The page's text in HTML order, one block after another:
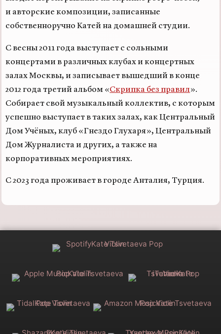
и авторские композиции, записанные
собственноручно Катей на домашней студии.
С весны 2011 года выступает c сольными
концертами в различных клубах и концертных
залах Москвы, и записывает вышедший в конце
2012 года третий альбом «Скрипка без правил».
Собирает свой музыкальный коллектив, с которым
успешно выступает в таких залах, как Центральный
Дом Учёных, клуб «Гнездо Глухаря», Центральный
Дом Журналиста и других, а также на
корпоративных мероприятиях.
С 2023 года проживает в городе Анталия, Турция.